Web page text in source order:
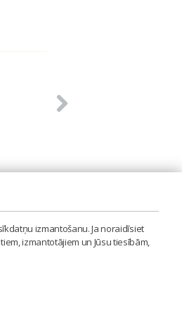
izmantošanu. Ja noraidīsiet
izmantotājiem un Jūsu tiesībām,